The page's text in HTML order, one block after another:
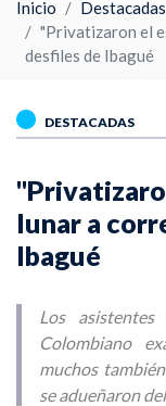
Inicio
Destacadas
"Privatizaron el
desfiles de Ibagué
DESTACADAS
lunar a
Ibagué
Los
Colombiano
muchos
se adueñaron